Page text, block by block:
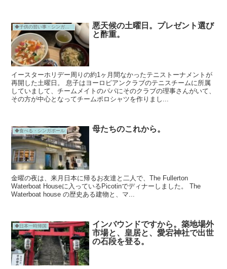
◆子供の習い事・シンガポール
悪天候の土曜日。プレゼント選び
と酢重。
イースターホリデー周りの約1ヶ月間なかったテニストーナメントが
再開した土曜日。 息子はヨーロピアンクラブのテニスチームに所属
していまして、チームメイトのパパにそのクラブの理事さんがいて、
その方が中心となってチームポロシャツを作りまし...
◆食べる・シンガポール 母たちのこれから。
金曜の夜は、来月日本に帰るお友達と二人で、The Fullerton
Waterboat Houseに入っているPicotinでディナーしました。 The
Waterboat house の歴史ある建物と、マ...
◆日本一時帰国
インバウンドですから。築地場外
市場と、皇居と、愛宕神社で出世
の石段を登る。